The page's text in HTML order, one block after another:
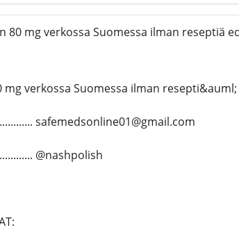
80 mg verkossa Suomessa ilman reseptiä
mg verkossa Suomessa ilman
safemedsonline01@gmail.com
@nashpolish